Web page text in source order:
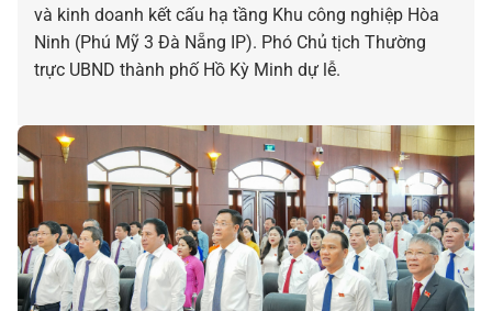
và kinh doanh kết cấu hạ tầng Khu công nghiệp Hòa
Ninh (Phú Mỹ 3 Đà Nẵng IP). Phó Chủ tịch Thường
trực UBND thành phố Hồ Kỳ Minh dự lễ.